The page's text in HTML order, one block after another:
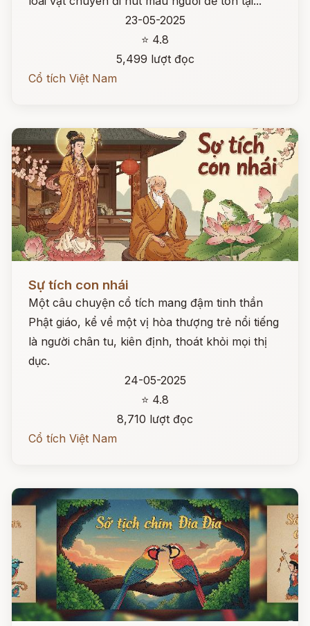
23-05-2025
⭐ 4.8
5,499 lượt đọc
Cổ tích Việt Nam
Sự tích con nhái
Một câu chuyện cổ tích mang đậm tinh thần
Phật giáo, kể về một vị hòa thượng trẻ nổi tiếng
là người chân tu, kiên định, thoát khỏi mọi thị
dục.
24-05-2025
⭐ 4.8
8,710 lượt đọc
Cổ tích Việt Nam